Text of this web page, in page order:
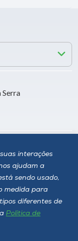
interações
ajudam a
sendo usado,
medida para
diferentes de
Política de
Serra